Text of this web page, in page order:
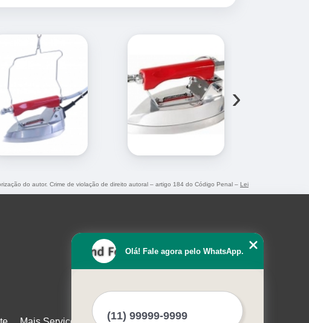
›
do autor. Crime de violação de direito autoral – artigo 184 do Código Penal – Lei
Olá! Fale agora pelo WhatsApp.